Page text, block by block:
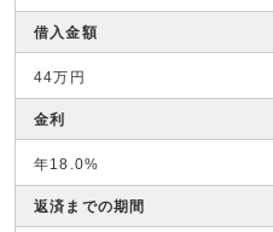
借入金額
44万円
金利
年18.0%
返済までの期間